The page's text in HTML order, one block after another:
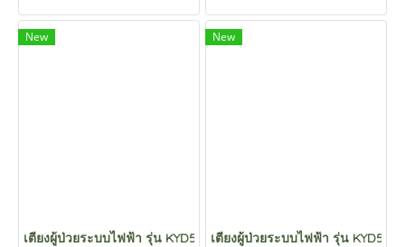
New
เตียงผู้ป่วยระบบไฟฟ้า รุ่น KYD5611K
New
เตียงผู้ป่วยระบบไฟฟ้า รุ่น